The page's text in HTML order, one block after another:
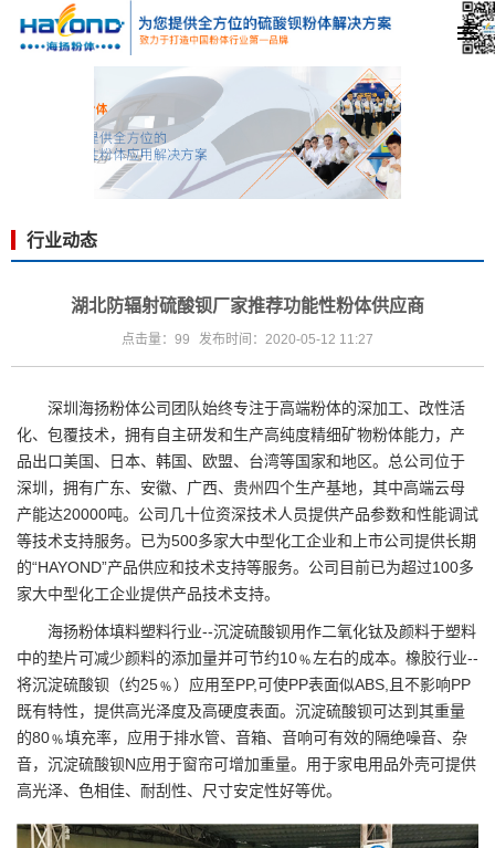
行业动态
湖北防辐射硫酸钡厂家推荐功能性粉体供应商
点击量：99 发布时间：2020-05-12 11:27
深圳海扬粉体公司团队始终专注于高端粉体的深加工、改性活
化、包覆技术，拥有自主研发和生产高纯度精细矿物粉体能力，产
品出口美国、日本、韩国、欧盟、台湾等国家和地区。总公司位于
深圳，拥有广东、安徽、广西、贵州四个生产基地，其中高端云母
产能达20000吨。公司几十位资深技术人员提供产品参数和性能调试
等技术支持服务。已为500多家大中型化工企业和上市公司提供长期
的“HAYOND”产品供应和技术支持等服务。公司目前已为超过100多
家大中型化工企业提供产品技术支持。
海扬粉体填料塑料行业--沉淀硫酸钡用作二氧化钛及颜料于塑料
中的垫片可减少颜料的添加量并可节约10﹪左右的成本。橡胶行业--
将沉淀硫酸钡（约25﹪）应用至PP,可使PP表面似ABS,且不影响PP
既有特性，提供高光泽度及高硬度表面。沉淀硫酸钡可达到其重量
的80﹪填充率，应用于排水管、音箱、音响可有效的隔绝噪音、杂
音，沉淀硫酸钡N应用于窗帘可增加重量。用于家电用品外壳可提供
高光泽、色相佳、耐刮性、尺寸安定性好等优。